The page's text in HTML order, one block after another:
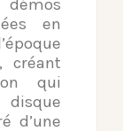
en
créant
qui
d’une